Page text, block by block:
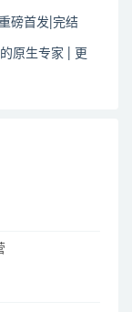
磅首发|完结
原生专家 | 更